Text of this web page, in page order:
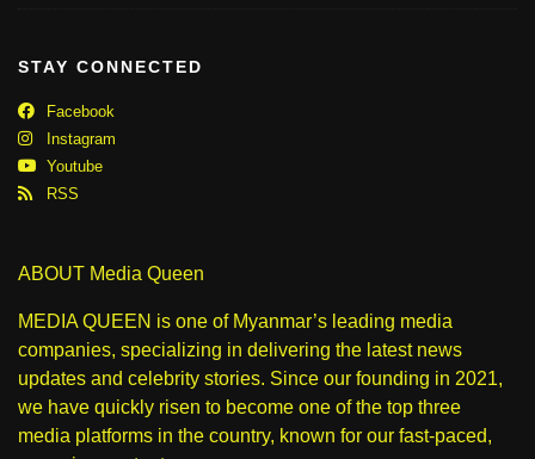
STAY CONNECTED
Facebook
Instagram
Youtube
RSS
ABOUT Media Queen
MEDIA QUEEN is one of Myanmar’s leading media
companies, specializing in delivering the latest news
updates and celebrity stories. Since our founding in 2021,
we have quickly risen to become one of the top three
media platforms in the country, known for our fast-paced,